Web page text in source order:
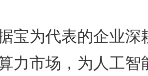
为代表的企业深
力市场，为人工智